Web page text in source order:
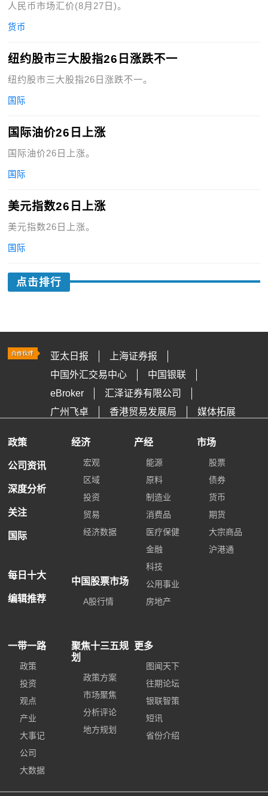
人民币市场汇价(8月27日)。
货币
纽约股市三大股指26日涨跌不一
纽约股市三大股指26日涨跌不一。
国际
国际油价26日上涨
国际油价26日上涨。
国际
美元指数26日上涨
美元指数26日上涨。
国际
点击排行
亚太日报
上海证券报
中国外汇交易中心
中国银联
eBroker
汇泽证券有限公司
广州飞卓
香港贸易发展局 媒体拓展
政策
公司资讯
深度分析
关注
国际
每日十大
编辑推荐
经济
宏观
区域
投资
贸易
经济数据
中国股票市场
A股行情
产经
能源
原料
制造业
消费品
医疗保健
金融
科技
公用事业
房地产
市场
股票
债券
货币
期货
大宗商品
沪港通
一带一路
政策
投资
观点
产业
大事记
公司
大数据
聚焦十三五规
划
政策方案
市场聚焦
分析评论
地方规划
更多
图闻天下
往期论坛
银联智策
短讯
省份介绍